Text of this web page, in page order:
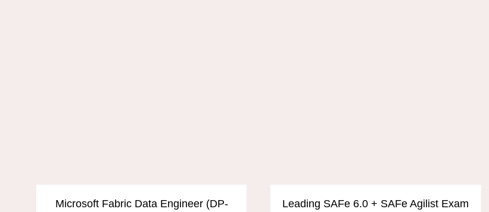
Microsoft Fabric Data Engineer (DP-
Leading SAFe 6.0 + SAFe Agilist Exam